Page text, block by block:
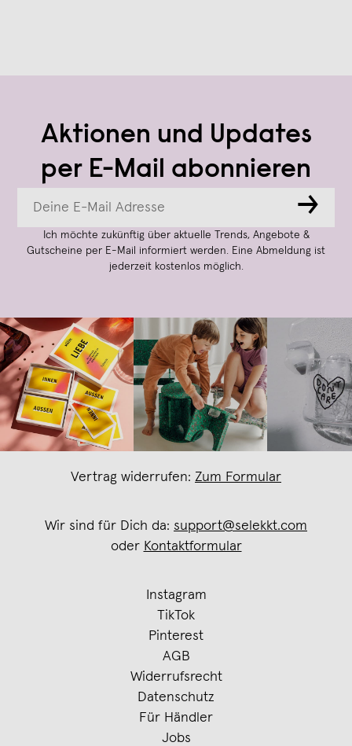
Aktionen und Updates
per E-Mail abonnieren
→
Ich möchte zukünftig über aktuelle Trends, Angebote &
Gutscheine per E-Mail informiert werden. Eine Abmeldung ist
jederzeit kostenlos möglich.
Vertrag widerrufen: Zum Formular
Wir sind für Dich da: support@selekkt.com
oder Kontaktformular
Instagram
TikTok
Pinterest
AGB
Widerrufsrecht
Datenschutz
Für Händler
Jobs